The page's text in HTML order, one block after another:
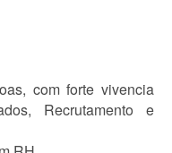
com forte vivencia
Recrutamento e